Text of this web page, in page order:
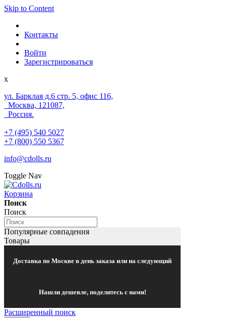
Skip to Content
Контакты
Войти
Зарегистрироваться
x
ул. Барклая д.6 стр. 5, офис 116,
Москва, 121087,
Россия.
+7 (495) 540 5027
+7 (800) 550 5367
info@cdolls.ru
Toggle Nav
Корзина
Поиск
Поиск
Популярные совпадения
Товары
Доставка по Москве в день заказа или на следующий
Нашли дешевле, поделитесь с нами!
Расширенный поиск